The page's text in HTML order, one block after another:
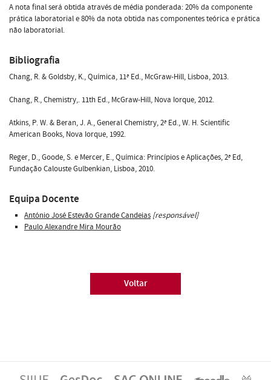
A nota final será obtida através de média ponderada: 20% da componente
prática laboratorial e 80% da nota obtida nas componentes teórica e prática
não laboratorial.
Bibliografia
Chang, R. & Goldsby, K., Química, 11ª Ed., McGraw-Hill, Lisboa, 2013.
Chang, R., Chemistry,. 11th Ed., McGraw-Hill, Nova Iorque, 2012.
Atkins, P. W. & Beran, J. A., General Chemistry, 2ª Ed., W. H. Scientific
American Books, Nova Iorque, 1992.
Reger, D., Goode, S. e Mercer, E., Química: Princípios e Aplicações, 2ª Ed,
Fundação Calouste Gulbenkian, Lisboa, 2010.
Equipa Docente
António José Estevão Grande Candeias [responsável]
Paulo Alexandre Mira Mourão
Voltar